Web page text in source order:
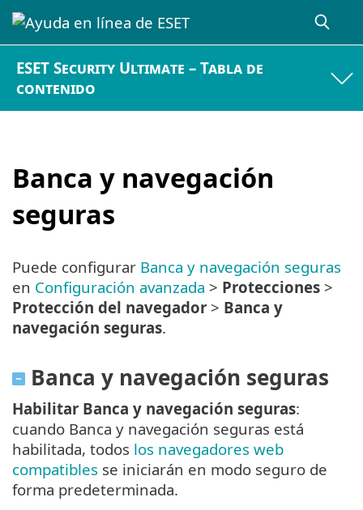
ESET Security Ultimate – Tabla de
contenido
Banca y navegación
seguras
Puede configurar Banca y navegación seguras
en Configuración avanzada > Protecciones >
Protección del navegador > Banca y
navegación seguras.
Banca y navegación seguras
Habilitar Banca y navegación seguras:
cuando Banca y navegación seguras está
habilitada, todos los navegadores web
compatibles se iniciarán en modo seguro de
forma predeterminada.